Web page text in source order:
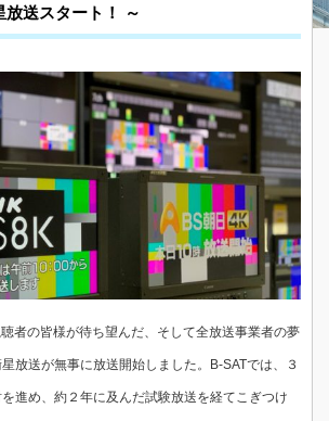
放送スタート！ ～
者の皆様が待ち望んだ、そして全放送事業者の夢
放送が無事に放送開始しました。B-SATでは、３
進め、約２年に及んだ試験放送を経てこぎつけ